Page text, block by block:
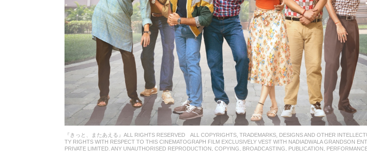
『きっと、またあえる』ALL RIGHTS RESERVED ALL COPYRIGHTS, TRADEMARKS, DESIGNS AND OTHER
TY RIGHTS WITH RESPECT TO THIS CINEMATOGRAPH FILM EXCLUSIVELY VEST WITH NADIADWALA GRANDSON
PRIVATE LIMITED. ANY UNAUTHORISED REPRODUCTION, COPYING, BROADCASTING, PUBLICATION,